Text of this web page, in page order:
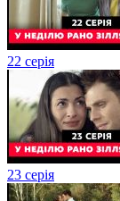
22 серія
23 серія